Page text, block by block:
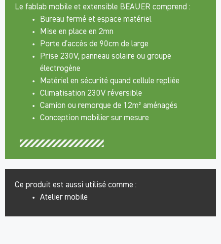
Le fablab mobile et extensible BEAUER comprend :
Bureau fermé et espace matériel
Mise en place en 2mn
Porte d’accès de 90cm de large
Prise 230V, panneau solaire ou groupe
électrogène
Matériel en sécurité quand cellule repliée
Climatisation 230V réversible
Camion ou remorque de 12m² aménagés
Conception mobilier sur mesure
Ce produit est aussi utilisé comme :
Atelier mobile